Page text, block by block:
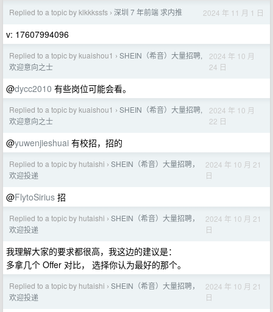
Replied to a topic by klkkkssfs › 深圳 7 年前端 求内推 2024 年 11 月 1 日
v: 17607994096
Replied to a topic by kuaishou1 › SHEIN（希音）大量招聘,
欢迎意向之士
2024 年 10 月
24 日
@dycc2010 有些岗位可能会看。
Replied to a topic by kuaishou1 › SHEIN（希音）大量招聘,
欢迎意向之士
2024 年 10 月
22 日
@yuwenjieshuai 有校招，招的
Replied to a topic by hutaishi › SHEIN（希音）大量招聘，
欢迎投递
2024 年 10 月 21
日
@FlytoSirius 招
Replied to a topic by hutaishi › SHEIN（希音）大量招聘，
欢迎投递
2024 年 10 月 21
日
我理解大家的要求都很高，我这边的建议是：
多拿几个 Offer 对比， 选择你认为最好的那个。
Replied to a topic by hutaishi › SHEIN（希音）大量招聘，
欢迎投递
2024 年 10 月 21
日